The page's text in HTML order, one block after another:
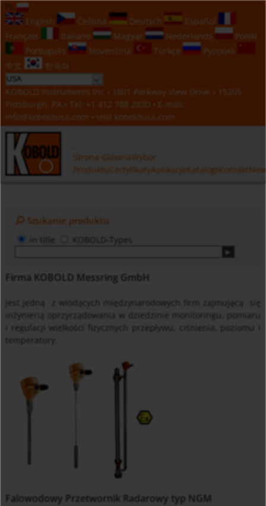
English
Čeština Deutsch
Español
Français
Italiano Magyar Nederlands
Polski
Português
Slovenčina Türkçe
Русский
中文
한국의
KOBOLD Instruments Inc • 1801 Parkway View Drive • 15205
Pittsburgh, PA • Tel:
+1 412 788 2830 • E-mail:
info@koboldusa.com • visit koboldusa.com
Strona GlównaWybór
Produktu CertyfikatyAplikacjeKatalogi Kontakt
Szukanie produktu
KOBOLD-Types
Firma KOBOLD Messring GmbH
jest jedną z wiodących międzynarodowych firm zajmującą si
ynierią oprzyrządowania w dziedzinie monitoringu, pomiaru
i regulacji wielko
ci fizycznych przepływu, ci
temperatury.
Falowodowy Przetwornik Radarowy typ NGM